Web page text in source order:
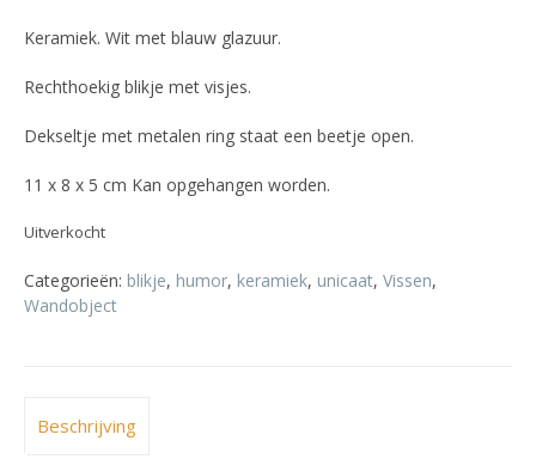
Keramiek. Wit met blauw glazuur.
Rechthoekig blikje met visjes.
Dekseltje met metalen ring staat een beetje open.
11 x 8 x 5 cm Kan opgehangen worden.
Uitverkocht
Categorieën: blikje, humor, keramiek, unicaat, Vissen,
Wandobject
Beschrijving